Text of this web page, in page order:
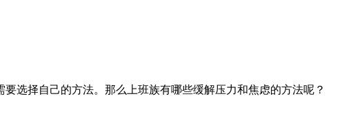
择自己的方法。那么上班族有哪些缓解压力和焦虑的方法呢？